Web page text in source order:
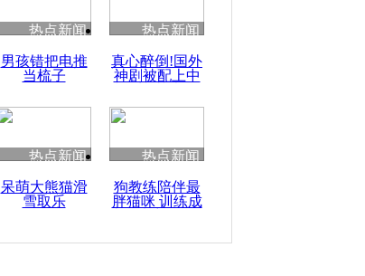
度苗族花山节
魂
热点新闻
男孩错把电推
当梳子
热点新闻
真心醉倒!国外
神剧被配上中
热点新闻
呆萌大熊猫滑
雪取乐
热点新闻
狗教练陪伴最
胖猫咪 训练成